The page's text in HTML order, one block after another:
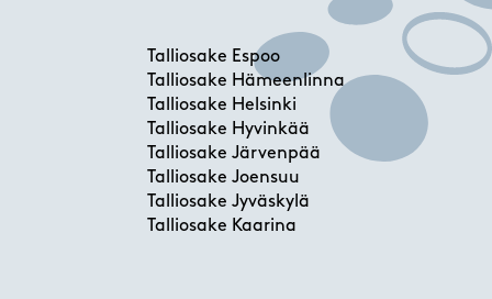
Talliosake Espoo
Talliosake Hämeenlinna
Talliosake Helsinki
Talliosake Hyvinkää
Talliosake Järvenpää
Talliosake Joensuu
Talliosake Jyväskylä
Talliosake Kaarina